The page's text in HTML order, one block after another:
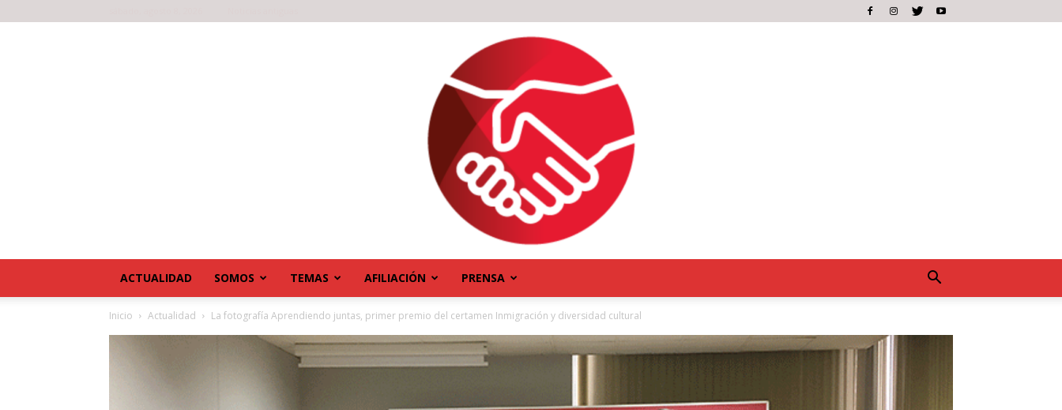
ACTUALIDAD SOMOS TEMAS AFILIACIÓN PRENSA
Inicio Actualidad La fotografía Aprendiendo juntas, primer premio del certamen Inmigración y diversidad cultural